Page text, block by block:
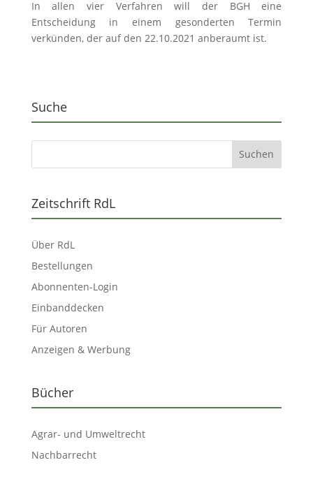
In allen vier Verfahren will der BGH eine
Entscheidung in einem gesonderten Termin
verkünden, der auf den 22.10.2021 anberaumt ist.
Suche
Zeitschrift RdL
Über RdL
Bestellungen
Abonnenten-Login
Einbanddecken
Für Autoren
Anzeigen & Werbung
Bücher
Agrar- und Umweltrecht
Nachbarrecht